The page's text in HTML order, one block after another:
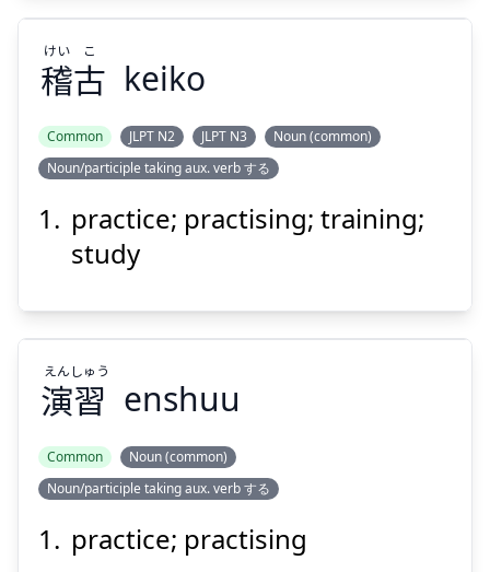
Suspend
稽
古
Suspend
稽古
けい こ
keiko
Common JLPT N2 JLPT N3
Noun (common)
Noun/participle taking aux. verb する
practice; practising; training;
study
演
習
演習
えん しゅう
enshuu
Common
Noun (common)
Noun/participle taking aux. verb する
practice; practising